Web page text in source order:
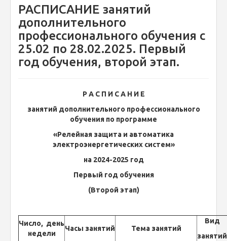
РАСПИСАНИЕ занятий
дополнительного
профессионального обучения с
25.02 по 28.02.2025. Первый
год обучения, второй этап.
Р А С П И С А Н И Е
занятий дополнительного профессионального
обучения по программе
«Релейная защита и автоматика
электроэнергетических систем»
на 2024-2025 год
Первый год обучения
(Второй этап)
Число, день
недели
Часы занятий Тема занятий
Вид
занятий